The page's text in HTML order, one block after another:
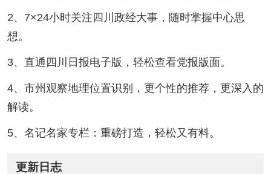
2、7×24小时关注四川政经大事，随时掌握中心思
想。
3、直通四川日报电子版，轻松查看党报版面。
4、市州观察地理位置识别，更个性的推荐，更深入的
解读。
5、名记名家专栏：重磅打造，轻松又有料。
更新日志